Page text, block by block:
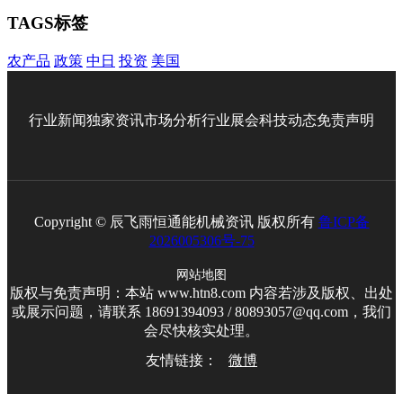
TAGS标签
农产品 政策 中日 投资 美国
行业新闻独家资讯市场分析行业展会科技动态免责声明
Copyright © 辰飞雨恒通能机械资讯 版权所有 鲁ICP备
2026005306号-75
网站地图
版权与免责声明：本站 www.htn8.com 内容若涉及版权、出处
或展示问题，请联系 18691394093 / 80893057@qq.com，我们
会尽快核实处理。
友情链接：
微博